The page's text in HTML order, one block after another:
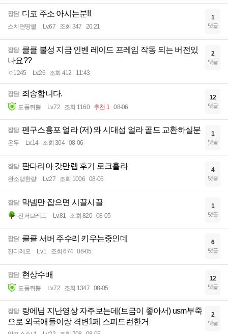
잡담 디코 주소 아시는분!!
스치면땅볼 Lv.67 조회 347 20:21
1
댓글
잡담 클클 불성 지금 인벤 레이드 프레임 작동 되는 버전있
나요??
ㅇ1245 Lv.26 조회 412 11:43
2
댓글
잡담 죄송합니다.
도풀쥐뿔 Lv.72 조회 1160 추천 1 08-06
12
댓글
잡담 펜구스흉포 얼라 (저) 와 시대섭 얼라 골드 교환하실분
온무 Lv.14 조회 304 08-06
1
댓글
잡담 판다리아 갓만렙 후기 로크홀라
완소탱한량 Lv.27 조회 1006 08-06
4
댓글
잡담 막넴만 잡으면 시끌시끌
진저브레드 Lv.81 조회 820 08-05
1
댓글
잡담 클클 서버 주수리 키우는중인데
잔디레오 Lv.1 조회 674 08-05
6
댓글
잡담 현상수배
도풀쥐뿔 Lv.72 조회 1347 08-05
12
댓글
잡담 랑에님 지난영상 자주보는데(브금이 좋아서) usm부죽
으로 외국애들이랑 격변1페 스피드런한거
2
댓글